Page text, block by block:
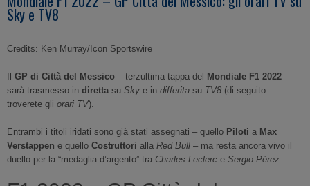
Sky e TV8
Credits: Ken Murray/Icon Sportswire
GP di Città del Messico – terzultima tappa del Mondiale F1 2022 –
sarà trasmesso in diretta su Sky e in differita su TV8 (di seguito
troverete gli orari TV).
Entrambi i titoli iridati sono già stati assegnati – quello Piloti a Max
Verstappen e quello Costruttori alla Red Bull – ma resta ancora vivo il
duello per la “medaglia d’argento” tra Charles Leclerc e Sergio Pérez.